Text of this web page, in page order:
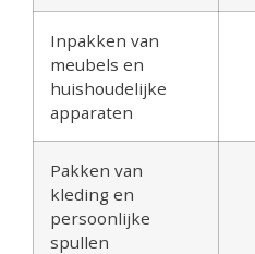
Inpakken van
meubels en
huishoudelijke
apparaten
Pakken van
kleding en
persoonlijke
spullen